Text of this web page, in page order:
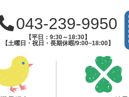
043-239-9950
【平日：9:30～18:30】
【土曜日・祝日・長期休暇/9:00~18:00】